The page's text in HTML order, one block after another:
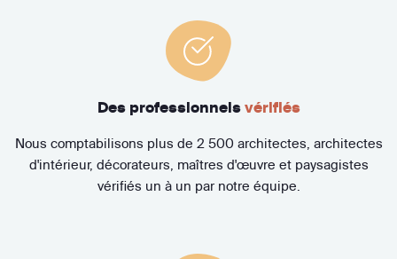
Des professionnels vérifiés
Nous comptabilisons plus de 2 500 architectes, architectes
d'intérieur, décorateurs, maîtres d'œuvre et paysagistes
vérifiés un à un par notre équipe.